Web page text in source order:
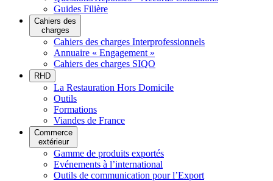
Guides Filière
Cahiers des
charges
Cahiers des charges Interprofessionnels
Annuaire « Engagement »
Cahiers des charges SIQO
RHD
La Restauration Hors Domicile
Outils
Formations
Viandes de France
Commerce
extérieur
Gamme de produits exportés
Evénements à l’international
Outils de communication pour l’Export